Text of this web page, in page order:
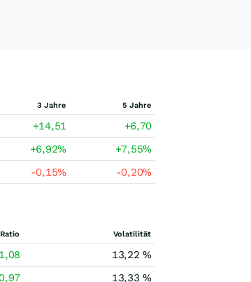
3 Jahre 5 Jahre
+14,51
+6,70
+6,92% +7,55%
-0,15% -0,20%
Volatilität
13,22 %
13,33 %